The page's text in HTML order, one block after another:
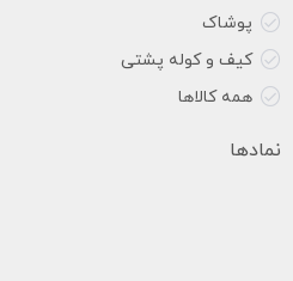
پوشاک
کیف و کوله پشتی
همه کالاها
نمادها